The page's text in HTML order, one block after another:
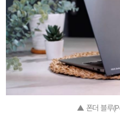
▲ 폰더 블루